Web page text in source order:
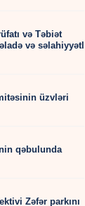
və Təbiət
və
üzvləri
qəbulunda
Zəfər parkını